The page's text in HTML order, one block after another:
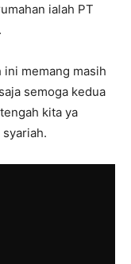
ialah PT
ini memang masih
semoga kedua
kita ya